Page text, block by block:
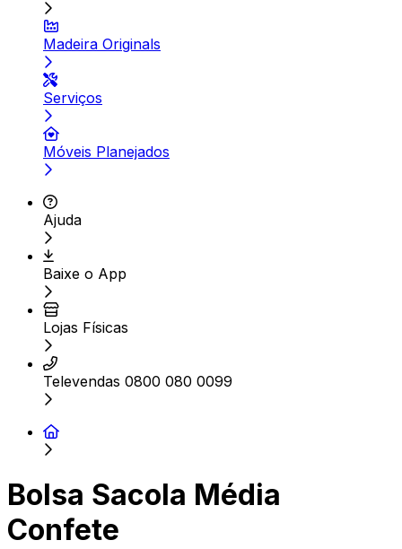
Madeira Originals
Serviços
Móveis Planejados
Ajuda
Baixe o App
Lojas Físicas
Televendas 0800 080 0099
Bolsa Sacola Média
Confete